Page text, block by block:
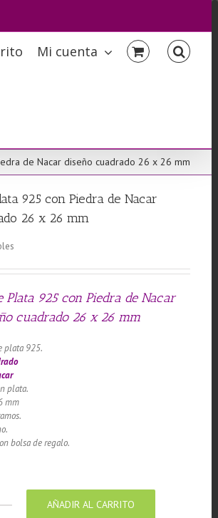
Mi cuenta
de Nacar diseño cuadrado 26 x 26 mm
925 con Piedra de Nacar
26 x 26 mm
Plata 925 con Piedra de Nacar
cuadrado 26 x 26 mm
plata 925.
plata.
mm
bolsa de regalo.
AÑADIR AL CARRITO